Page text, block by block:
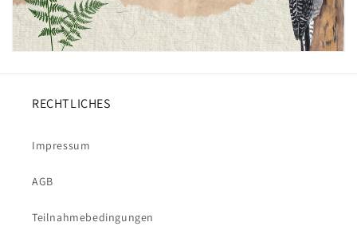
RECHTLICHES
Impressum
AGB
Teilnahmebedingungen